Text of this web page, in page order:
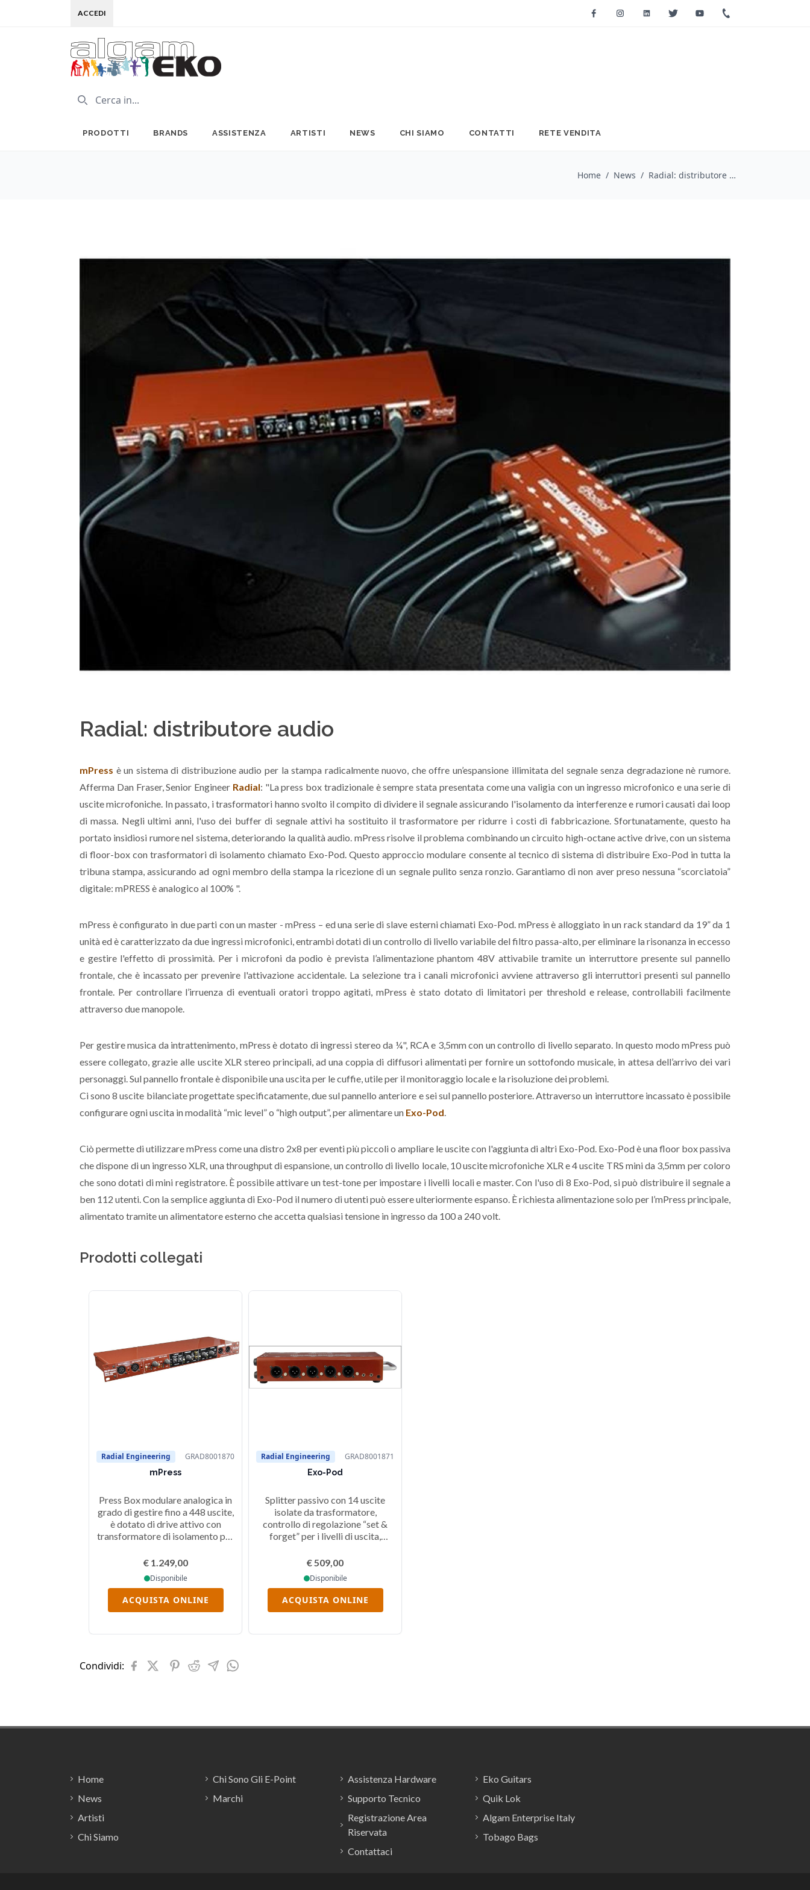
ACCEDI FacebookInstagramLinkedinTwitter Youtube
PRODOTTI BRANDS ASSISTENZA ARTISTI NEWS CHI SIAMO CONTATTI RETE VENDITA
Home / News / Radial: distributore audio
Radial: distributore audio
mPress è un sistema di distribuzione audio per la stampa radicalmente nuovo, che offre un’espansione illimitata del segnale senza degradazione nè rumore.
Afferma Dan Fraser, Senior Engineer Radial: "La press box tradizionale è sempre stata presentata come una valigia con un ingresso microfonico e una serie di
uscite microfoniche. In passato, i trasformatori hanno svolto il compito di dividere il segnale assicurando l'isolamento da interferenze e rumori causati dai loop
di massa. Negli ultimi anni, l'uso dei buffer di segnale attivi ha sostituito il trasformatore per ridurre i costi di fabbricazione. Sfortunatamente, questo ha
portato insidiosi rumore nel sistema, deteriorando la qualità audio. mPress risolve il problema combinando un circuito high-octane active drive, con un sistema
di floor-box con trasformatori di isolamento chiamato Exo-Pod. Questo approccio modulare consente al tecnico di sistema di distribuire Exo-Pod in tutta la
tribuna stampa, assicurando ad ogni membro della stampa la ricezione di un segnale pulito senza ronzio. Garantiamo di non aver preso nessuna “scorciatoia”
digitale: mPRESS è analogico al 100% ".
mPress è configurato in due parti con un master - mPress – ed una serie di slave esterni chiamati Exo-Pod. mPress è alloggiato in un rack standard da 19” da 1
unità ed è caratterizzato da due ingressi microfonici, entrambi dotati di un controllo di livello variabile del filtro passa-alto, per eliminare la risonanza in eccesso
e gestire l'effetto di prossimità. Per i microfoni da podio è prevista l’alimentazione phantom 48V attivabile tramite un interruttore presente sul pannello
frontale, che è incassato per prevenire l'attivazione accidentale. La selezione tra i canali microfonici avviene attraverso gli interruttori presenti sul pannello
frontale. Per controllare l’irruenza di eventuali oratori troppo agitati, mPress è stato dotato di limitatori per threshold e release, controllabili facilmente
attraverso due manopole.
Per gestire musica da intrattenimento, mPress è dotato di ingressi stereo da ¼", RCA e 3,5mm con un controllo di livello separato. In questo modo mPress può
essere collegato, grazie alle uscite XLR stereo principali, ad una coppia di diffusori alimentati per fornire un sottofondo musicale, in attesa dell’arrivo dei vari
personaggi. Sul pannello frontale è disponibile una uscita per le cuffie, utile per il monitoraggio locale e la risoluzione dei problemi.
Ci sono 8 uscite bilanciate progettate specificatamente, due sul pannello anteriore e sei sul pannello posteriore. Attraverso un interruttore incassato è possibile
configurare ogni uscita in modalità “mic level” o “high output”, per alimentare un Exo-Pod
Ciò permette di utilizzare mPress come una distro 2x8 per eventi più piccoli o ampliare le uscite con l'aggiunta di altri Exo-Pod. Exo-Pod è una floor box passiva
che dispone di un ingresso XLR, una throughput di espansione, un controllo di livello locale, 10 uscite microfoniche XLR e 4 uscite TRS mini da 3,5mm per coloro
che sono dotati di mini registratore. È possibile attivare un test-tone per impostare i livelli locali e master. Con l'uso di 8 Exo-Pod, si può distribuire il segnale a
ben 112 utenti. Con la semplice aggiunta di Exo-Pod il numero di utenti può essere ulteriormente espanso. È richiesta alimentazione solo per l’mPress principale,
alimentato tramite un alimentatore esterno che accetta qualsiasi tensione in ingresso da 100 a 240 volt.
Prodotti collegati
Radial Engineering GRAD8001870
mPress
Press Box modulare analogica in
grado di gestire fino a 448 uscite,
è dotato di drive attivo con
transformatore di isolamento per
musica di sottofondo in stand by,
tribune stampa o distribuire
audio durante eventi
internazionali.
€ 1.249,00
Disponibile
ACQUISTA ONLINE
Radial Engineering GRAD8001871
Exo-Pod
Splitter passivo con 14 uscite
isolate da trasformatore,
controllo di regolazione “set &
forget” per i livelli di uscita,
grado di gestire fino a +24dB,
catena di più Exo-Pod.
€ 509,00
Disponibile
ACQUISTA ONLINE
Condividi:
Home
News
Artisti
Chi Siamo
Chi Sono Gli E-Point
Marchi
Assistenza Hardware
Supporto Tecnico
Registrazione Area
Riservata
Contattaci
Eko Guitars
Quik Lok
Algam Enterprise Italy
Tobago Bags